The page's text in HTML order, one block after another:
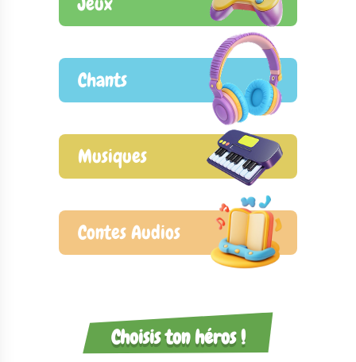
Chants
Musiques
Contes Audios
Choisis ton héros !